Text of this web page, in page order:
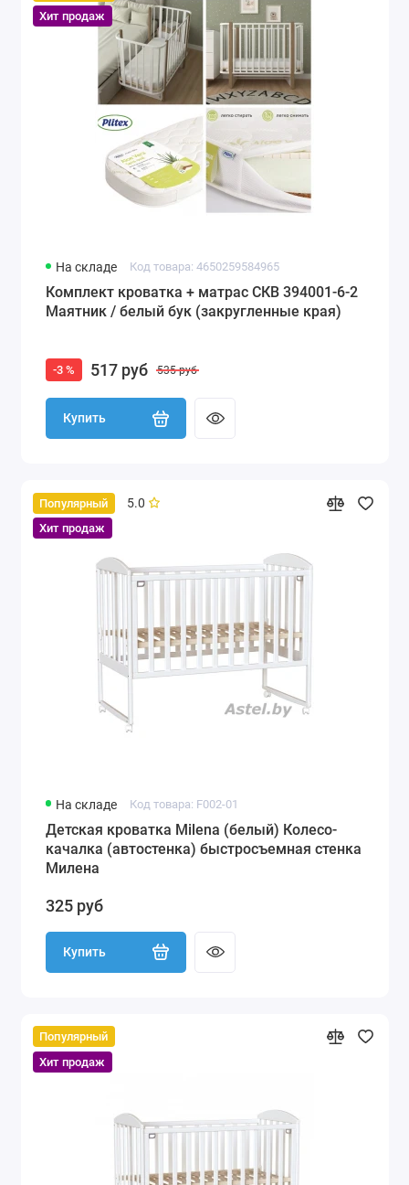
Хит продаж
На складе Код товара: 4650259584965
Комплект кроватка + матрас СКВ 394001-6-2
Маятник / белый бук (закругленные края)
-3 % 517 руб 535 руб
Купить
Популярный
Хит продаж
5.0
На складе Код товара: F002-01
Детская кроватка Milena (белый) Колесо-
качалка (автостенка) быстросъемная стенка
Милена
325 руб
Купить
Популярный
Хит продаж